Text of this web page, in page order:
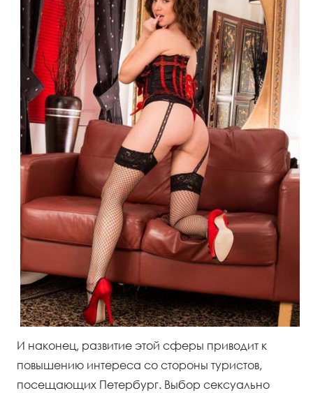
И наконец, развитие этой сферы приводит к
повышению интереса со стороны туристов,
посещающих Петербург. Выбор сексуально